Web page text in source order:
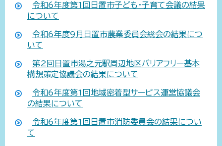
令和6年度第1回日置市子ども・子育て会議の結果
について
令和6年度9月日置市農業委員会総会の結果につ
いて
第2回日置市湯之元駅周辺地区バリアフリー基本
構想策定協議会の結果について
令和6年度第1回地域密着型サービス運営協議会
の結果について
令和6年度第1回日置市消防委員会の結果につい
て